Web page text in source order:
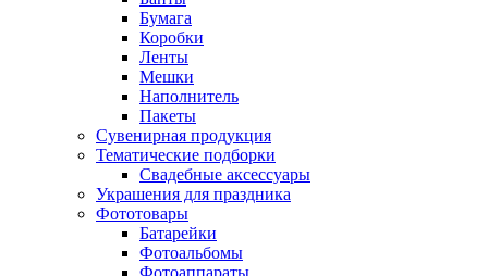
Бумага
Коробки
Ленты
Мешки
Наполнитель
Пакеты
Сувенирная продукция
Тематические подборки
Свадебные аксессуары
Украшения для праздника
Фототовары
Батарейки
Фотоальбомы
Фотоаппараты